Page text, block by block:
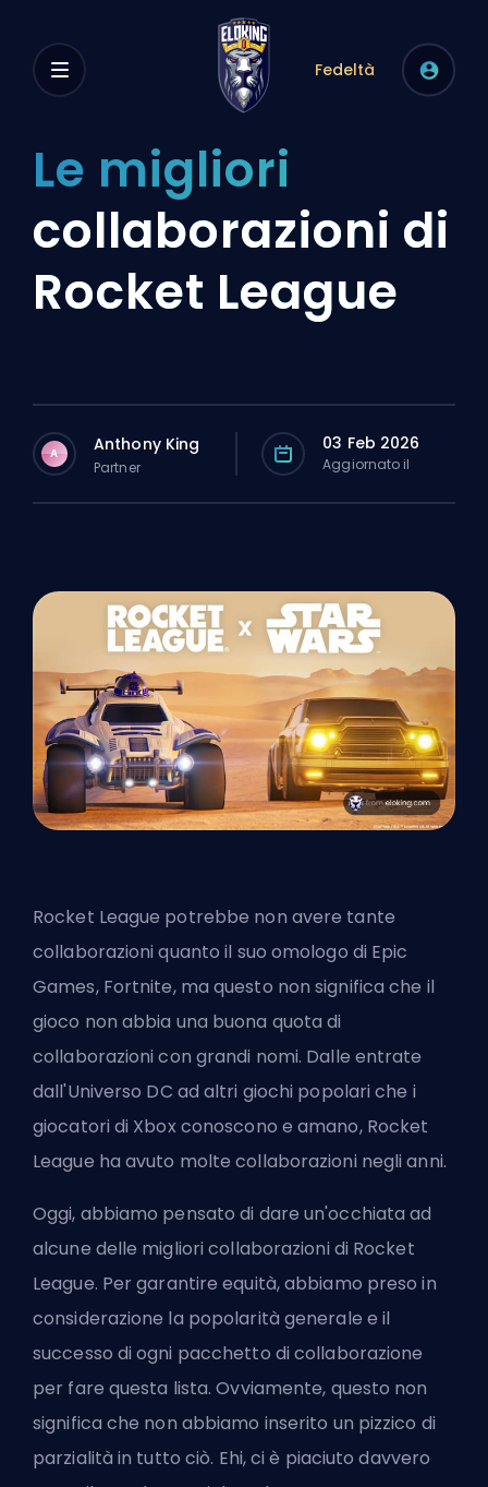
Fedeltà
Le migliori
collaborazioni di
Rocket League
A Anthony King
Partner
03 Feb 2026
Aggiornato il
Rocket League potrebbe non avere tante
collaborazioni quanto il suo omologo di Epic
Games, Fortnite, ma questo non significa che il
gioco non abbia una buona quota di
collaborazioni con grandi nomi. Dalle entrate
dall'Universo DC ad altri giochi popolari che i
giocatori di Xbox conoscono e amano, Rocket
League ha avuto molte collaborazioni negli anni.
Oggi, abbiamo pensato di dare un'occhiata ad
alcune delle migliori collaborazioni di Rocket
League. Per garantire equità, abbiamo preso in
considerazione la popolarità generale e il
successo di ogni pacchetto di collaborazione
per fare questa lista. Ovviamente, questo non
significa che non abbiamo inserito un pizzico di
parzialità in tutto ciò. Ehi, ci è piaciuto davvero